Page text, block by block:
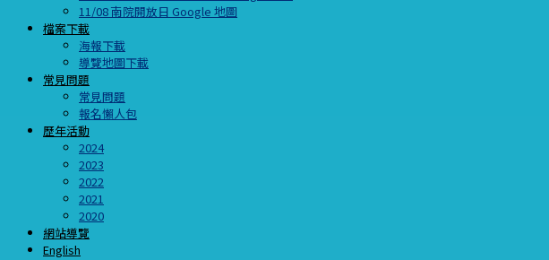
11/08 南院開放日 Google 地圖
檔案下載
海報下載
導覽地圖下載
常見問題
常見問題
報名懶人包
歷年活動
2024
2023
2022
2021
2020
網站導覽
English